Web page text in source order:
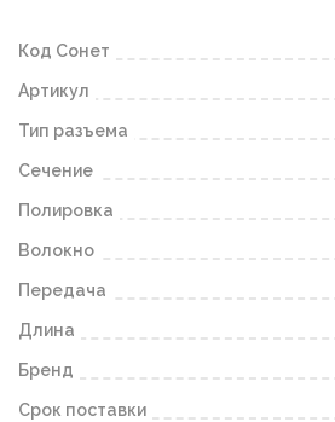
Код Сонет
Артикул
Тип разъема
Сечение
Полировка
Волокно
Передача
Длина
Бренд
Срок поставки